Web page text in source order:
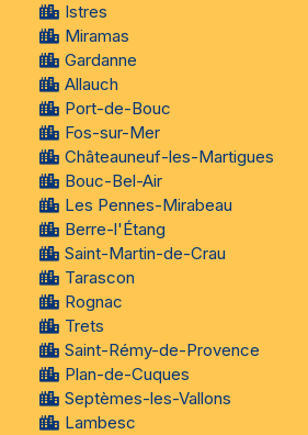
Istres
Miramas
Gardanne
Allauch
Port-de-Bouc
Fos-sur-Mer
Châteauneuf-les-Martigues
Bouc-Bel-Air
Les Pennes-Mirabeau
Berre-l'Étang
Saint-Martin-de-Crau
Tarascon
Rognac
Trets
Saint-Rémy-de-Provence
Plan-de-Cuques
Septèmes-les-Vallons
Lambesc